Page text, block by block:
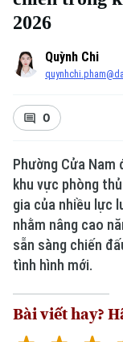
2026
Quỳnh Chi
0
Phường Cửa
khu vực phòng
gia của nhiều lực
nhằm nâng cao
sẵn sàng chiến
tình hình mới.
Bài viết hay?